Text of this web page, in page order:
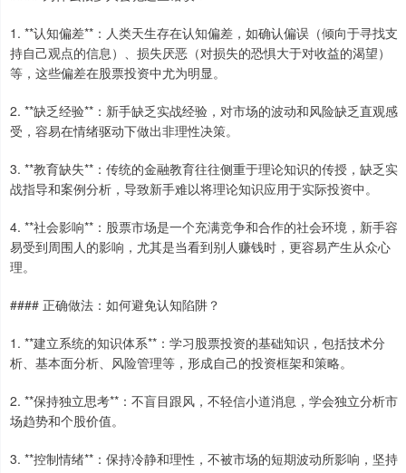
1. **认知偏差**：人类天生存在认知偏差，如确认偏误（倾向于寻找支
持自己观点的信息）、损失厌恶（对损失的恐惧大于对收益的渴望）
等，这些偏差在股票投资中尤为明显。
2. **缺乏经验**：新手缺乏实战经验，对市场的波动和风险缺乏直观感
受，容易在情绪驱动下做出非理性决策。
3. **教育缺失**：传统的金融教育往往侧重于理论知识的传授，缺乏实
战指导和案例分析，导致新手难以将理论知识应用于实际投资中。
4. **社会影响**：股票市场是一个充满竞争和合作的社会环境，新手容
易受到周围人的影响，尤其是当看到别人赚钱时，更容易产生从众心
理。
#### 正确做法：如何避免认知陷阱？
1. **建立系统的知识体系**：学习股票投资的基础知识，包括技术分
析、基本面分析、风险管理等，形成自己的投资框架和策略。
2. **保持独立思考**：不盲目跟风，不轻信小道消息，学会独立分析市
场趋势和个股价值。
3. **控制情绪**：保持冷静和理性，不被市场的短期波动所影响，坚持